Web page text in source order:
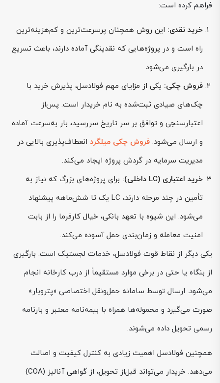
فراهم کرده است:
خرید نقدی: این روش همچنان پرسرعت‌ترین و کم‌هزینه‌ترین
راه است و در پروژه‌هایی که نقدینگی آماده دارند، باعث تسریع
در بارگیری می‌شود.
فروش چکی: یکی از مزایای مهم فولادسل، پذیرش خرید با
چک‌های صیادی ثبت‌شده به نام خریدار است. پس‌از
اعتبارسنجی و توافق بر سر تاریخ سررسید، بار به‌سرعت آماده
و ارسال می‌شود. فروش چکی میلگردانعطاف‌پذیری بالایی در
مدیریت سرمایه در گردش پروژه ایجاد می‌کند.
خرید اعتباری (LC داخلی):
برای پروژه‌های بزرگ که نیاز به
تأمین در چند مرحله دارند، LC یک تا شش‌ماهه پیشنهاد
می‌شود. این شیوه با تعهد بانکی، خیال کارفرما را از بابت
امنیت معامله و زمان‌بندی حمل آسوده می‌کند.
یکی دیگر از نقاط قوت فولادسل، خدمات لجستیک است. بارگیری
از بنگاه یا حتی در برخی موارد مستقیماً از درب کارخانه انجام
می‌شود. ارسال توسط سامانه حمل‌ونقل اختصاصی «پتروبار»
صورت می‌گیرد و محموله‌ها همراه با بیمه‌نامه معتبر و بارنامه
رسمی تحویل داده می‌شوند.
همچنین فولادسل اهمیت زیادی به کنترل کیفیت و اصالت
می‌دهد. خریدار می‌تواند قبل‌از تحویل، از گواهی آنالیز (COA)